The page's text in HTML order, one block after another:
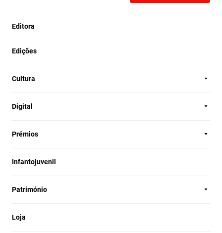
Editora
Edições
Cultura
Digital
Prémios
Infantojuvenil
Património
Loja